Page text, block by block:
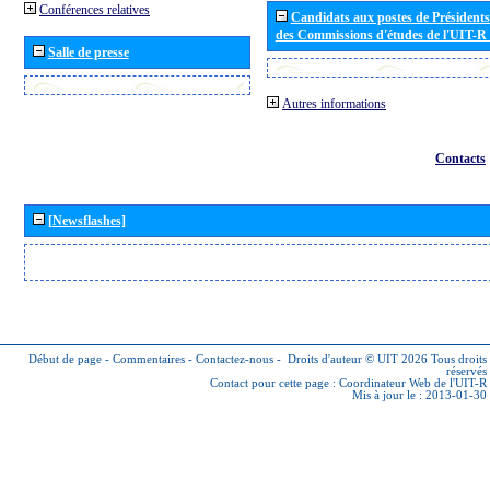
Conférences relatives
Salle de presse
Candidats aux postes de
des Commissions d'études de l'UIT-
Autres informations
Contacts
[Newsflashes]
Début de page - Commentaires - Contactez-nous - Droits d'auteur © UIT 2026 Tous droits
réservés
Contact pour cette page : Coordinateur Web de l'UIT-R
Mis à jour le : 2013-01-30